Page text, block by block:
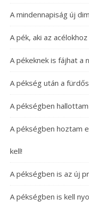
A mindennapiság új
A pék, aki az
A pékeknek is fájhat a
A pékség után a
A pékségben
A pékségben hoztam
kell!
A pékségben is az új
A pékségben is kell